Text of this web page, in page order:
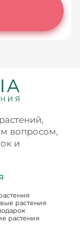
вопросом,
и
растения
растения